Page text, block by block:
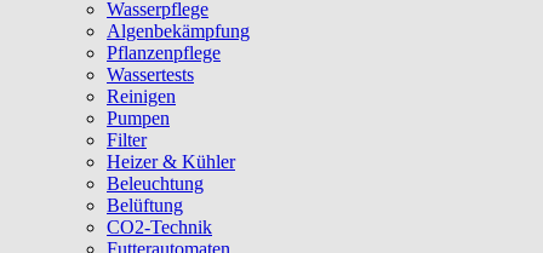
Wasserpflege
Algenbekämpfung
Pflanzenpflege
Wassertests
Reinigen
Pumpen
Filter
Heizer & Kühler
Beleuchtung
Belüftung
CO2-Technik
Futterautomaten